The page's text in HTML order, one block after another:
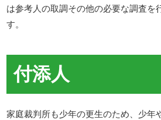
は参考人の取調その他の必要な調査を
す。
付添人
家庭裁判所も少年の更生のため、少年